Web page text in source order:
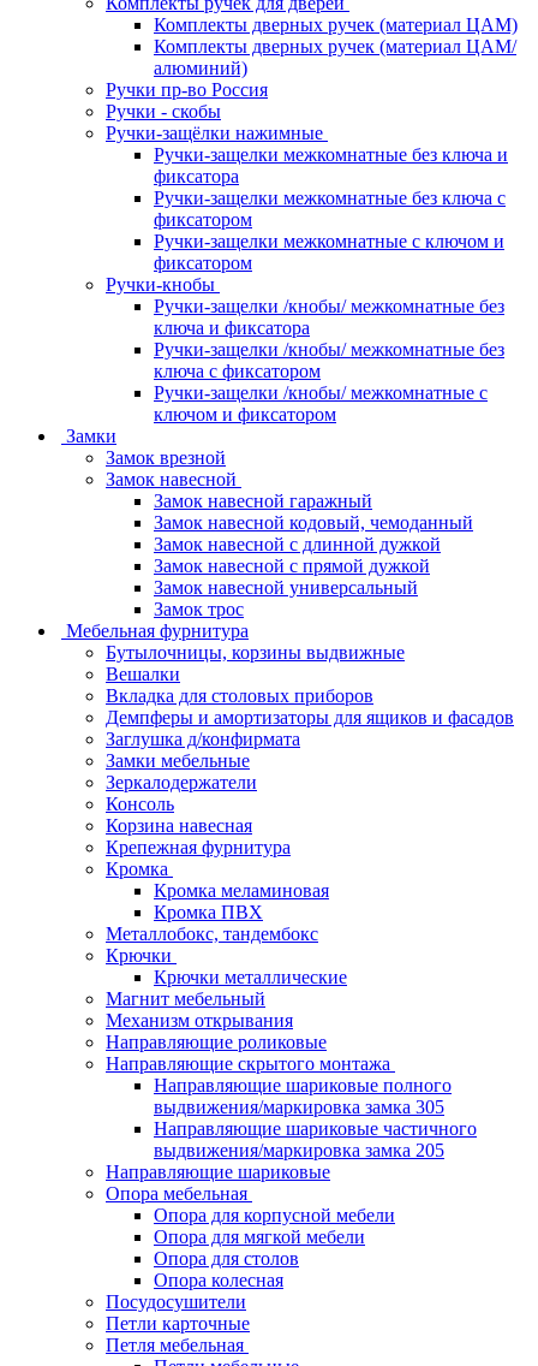
Комплекты дверных ручек (материал ЦАМ)
Комплекты дверных ручек (материал ЦАМ/
алюминий)
Ручки пр-во Россия
Ручки - скобы
Ручки-защёлки нажимные
Ручки-защелки межкомнатные без ключа и
фиксатора
Ручки-защелки межкомнатные без ключа с
фиксатором
Ручки-защелки межкомнатные с ключом и
фиксатором
Ручки-кнобы
Ручки-защелки /кнобы/ межкомнатные без
ключа и фиксатора
Ручки-защелки /кнобы/ межкомнатные без
ключа с фиксатором
Ручки-защелки /кнобы/ межкомнатные с
ключом и фиксатором
Замки
Замок врезной
Замок навесной
Замок навесной гаражный
Замок навесной кодовый, чемоданный
Замок навесной с длинной дужкой
Замок навесной с прямой дужкой
Замок навесной универсальный
Замок трос
Мебельная фурнитура
Бутылочницы, корзины выдвижные
Вешалки
Вкладка для столовых приборов
Демпферы и амортизаторы для ящиков и фасадов
Заглушка д/конфирмата
Замки мебельные
Зеркалодержатели
Консоль
Корзина навесная
Крепежная фурнитура
Кромка
Кромка меламиновая
Кромка ПВХ
Металлобокс, тандембокс
Крючки
Крючки металлические
Магнит мебельный
Механизм открывания
Направляющие роликовые
Направляющие скрытого монтажа
Направляющие шариковые полного
выдвижения/маркировка замка 305
Направляющие шариковые частичного
выдвижения/маркировка замка 205
Направляющие шариковые
Опора мебельная
Опора для корпусной мебели
Опора для мягкой мебели
Опора для столов
Опора колесная
Посудосушители
Петли карточные
Петля мебельная